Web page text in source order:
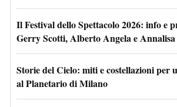
Il Festival dello Spettacolo 2026: info e
Gerry Scotti, Alberto Angela e Annalisa
Storie del Cielo: miti e costellazioni per
al Planetario di Milano